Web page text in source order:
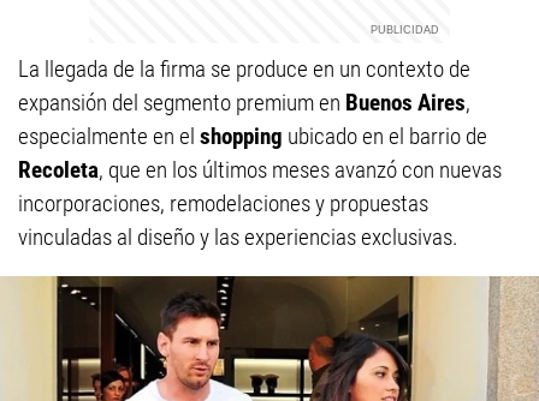
La llegada de la firma se produce en un contexto de
expansión del segmento premium en Buenos Aires,
especialmente en el shopping ubicado en el barrio de
Recoleta, que en los últimos meses avanzó con nuevas
incorporaciones, remodelaciones y propuestas
vinculadas al diseño y las experiencias exclusivas.